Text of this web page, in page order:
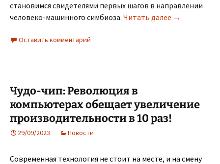
становимся свидетелями первых шагов в направлении
человеко-машинного симбиоза. Читать далее Компьютер
→
Оставить комментарий
Чудо-чип: Революция в
компьютерах обещает увеличение
производительности в 10 раз!
29/09/2023 Новости
Современная технология не стоит на месте, и на смену